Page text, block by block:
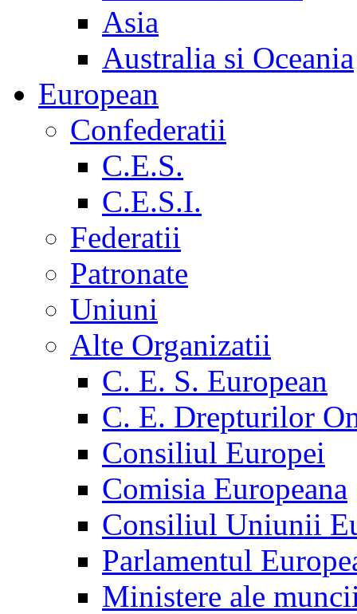
Asia
Australia si Oceania
European
Confederatii
C.E.S.
C.E.S.I.
Federatii
Patronate
Uniuni
Alte Organizatii
C. E. S. European
C. E. Drepturilor
Consiliul Europei
Comisia Europeana
Consiliul Uniunii
Parlamentul
Ministere ale